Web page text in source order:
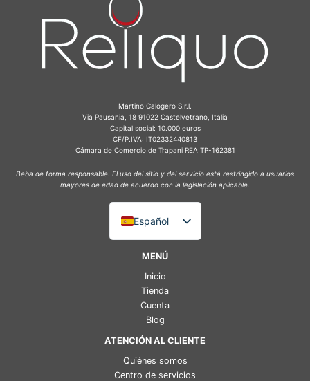
Martino Calogero S.r.l.
Via Pausania, 18 91022 Castelvetrano, Italia
Capital social: 10.000 euros
CF/P.IVA: IT02332440813
Cámara de Comercio de Trapani REA TP-162381
Beba de forma responsable. El uso del sitio y del servicio está restringido a usuarios
mayores de edad de acuerdo con la legislación aplicable.
Español
Italiano
Deutsch
Français
MENÚ
Inicio
Tienda
Cuenta
Blog
ATENCIÓN AL CLIENTE
Quiénes somos
Centro de servicios